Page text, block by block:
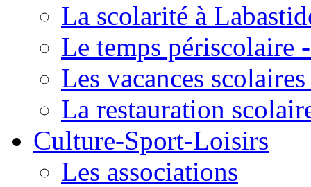
La scolarité à
Le temps périscolaire
Les vacances
La restauration
Culture-Sport-Loisirs
Les associations